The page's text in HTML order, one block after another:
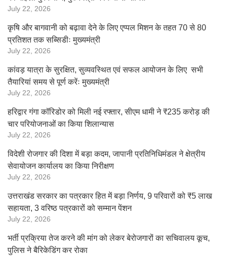
July 22, 2026
कृषि और बागवानी को बढ़ावा देने के लिए एप्पल मिशन के तहत 70 से 80
प्रतिशत तक सब्सिडीः मुख्यमंत्री
July 22, 2026
कांवड़ यात्रा के सुरक्षित, सुव्यवस्थित एवं सफल आयोजन के लिए सभी
तैयारियां समय से पूर्ण करेंः मुख्यमंत्री
July 22, 2026
हरिद्वार गंगा कॉरिडोर को मिली नई रफ्तार, सीएम धामी ने ₹235 करोड़ की
चार परियोजनाओं का किया शिलान्यास
July 22, 2026
विदेशी रोजगार की दिशा में बड़ा कदम, जापानी प्रतिनिधिमंडल ने क्षेत्रीय
सेवायोजन कार्यालय का किया निरीक्षण
July 22, 2026
उत्तराखंड सरकार का पत्रकार हित में बड़ा निर्णय, 9 परिवारों को ₹5 लाख
सहायता, 3 वरिष्ठ पत्रकारों को सम्मान पेंशन
July 22, 2026
भर्ती प्रक्रिया तेज करने की मांग को लेकर बेरोजगारों का सचिवालय कूच,
पुलिस ने बैरिकेडिंग कर रोका